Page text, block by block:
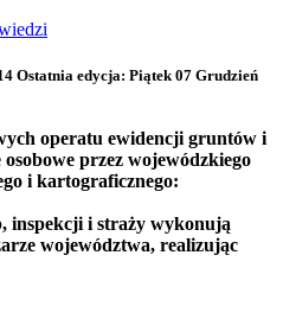
Ostatnia edycja: Piątek 07 Grudzień
operatu ewidencji gruntów i
przez wojewódzkiego
i kartograficznego:
inspekcji i straży wykonują
województwa, realizując